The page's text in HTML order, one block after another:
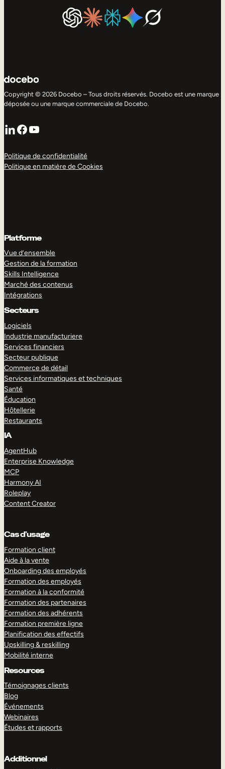
Copyright © 2026 Docebo – Tous droits réservés. Docebo est une marque
déposée ou une marque commerciale de Docebo.
LinkedIn
Facebook
YouTube
Politique de confidentialité
Politique en matière de Cookies
Platforme
Vue d’ensemble
Gestion de la formation
Skills Intelligence
Marché des contenus
Intégrations
Secteurs
Logiciels
Industrie manufacturiere
Services financiers
Secteur publique
Commerce de détail
Services informatiques et techniques
Santé
Éducation
Hôtellerie
Restaurants
IA
AgentHub
Enterprise Knowledge
MCP
Harmony AI
Roleplay
Content Creator
Cas d’usage
Formation client
Aide à la vente
Onboarding des employés
Formation des employés
Formation à la conformité
Formation des partenaires
Formation des adhérents
Formation première ligne
Planification des effectifs
Upskilling & reskilling
Mobilité interne
Resources
Témoignages clients
Blog
Événements
Webinaires
Études et rapports
Additionnel